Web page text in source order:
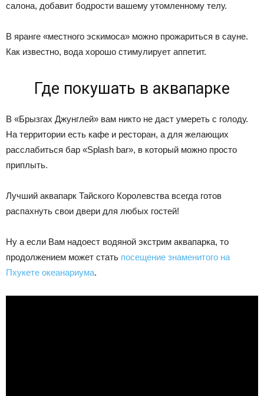
салона, добавит бодрости вашему утомленному телу.
В яранге «местного эскимоса» можно прожариться в сауне.
Как известно, вода хорошо стимулирует аппетит.
Где покушать в аквапарке
В «Брызгах Джунглей» вам никто не даст умереть с голоду.
На территории есть кафе и ресторан, а для желающих
расслабиться бар «Splash bar», в который можно просто
приплыть.
Лучший аквапарк Тайского Королевства всегда готов
распахнуть свои двери для любых гостей!
Ну а если Вам надоест водяной экстрим аквапарка, то
продолжением может стать посещение знаменитого на
Пхукете океанариума.